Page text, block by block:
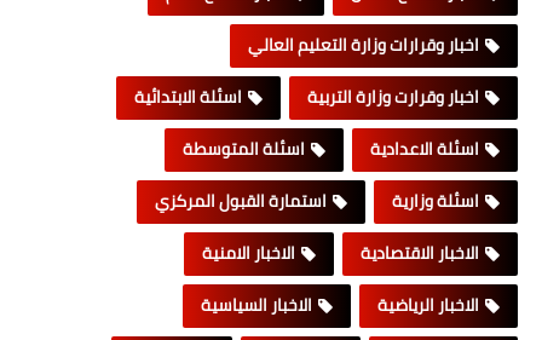
اخبار وقرارات وزارة التعليم العالي
اخبار وقرارت وزارة التربية
اسئلة الابتدائية
اسئلة الاعدادية
اسئلة المتوسطة
اسئلة وزارية
استمارة القبول المركزي
الاخبار الاقتصادية
الاخبار الامنية
الاخبار الرياضية
الاخبار السياسية